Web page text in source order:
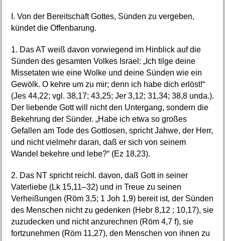
I. Von der Bereitschaft Gottes, Sünden zu vergeben,
kündet die Offenbarung.
1. Das AT weiß davon vorwiegend im Hinblick auf die
Sünden des gesamten Volkes Israel: „Ich tilge deine
Missetaten wie eine Wolke und deine Sünden wie ein
Gewölk. O kehre um zu mir; denn ich habe dich erlöst!“
(Jes 44,22; vgl. 38,17; 43,25; Jer 3,12; 31,34; 38,8 unda.).
Der liebende Gott will nicht den Untergang, sondern die
Bekehrung der Sünder. „Habe ich etwa so großes
Gefallen am Tode des Gottlosen, spricht Jahwe, der Herr,
und nicht vielmehr daran, daß er sich von seinem
Wandel bekehre und lebe?“ (Ez 18,23).
2. Das NT spricht reichl. davon, daß Gott in seiner
Vaterliebe (Lk 15,11–32) und in Treue zu seinen
Verheißungen (Röm 3,5; 1 Joh 1,9) bereit ist, der Sünden
des Menschen nicht zu gedenken (Hebr 8,12 ; 10,17), sie
zuzudecken und nicht anzurechnen (Röm 4,7 f), sie
fortzunehmen (Röm 11,27), den Menschen von ihnen zu